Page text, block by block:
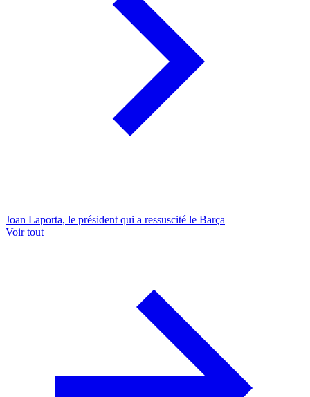
Joan Laporta, le président qui a ressuscité le Barça
Voir tout